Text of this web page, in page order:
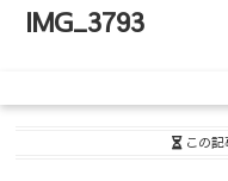
IMG_3793
この記